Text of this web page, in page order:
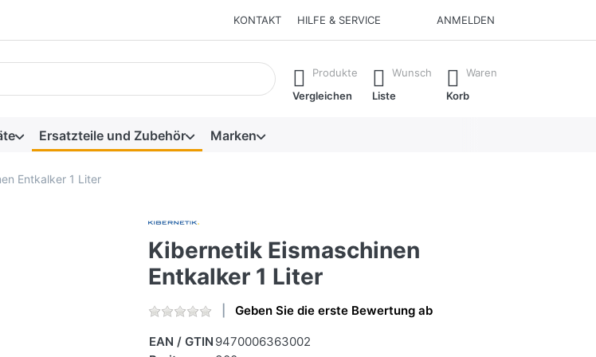
KONTAKT HILFE & SERVICE ANMELDEN
Während Sie tippen, erscheinen automatisch erste Ergebnisse. Drücken Sie die Eingabetaste, um alle
Produkte
Vergleichen
Wunsch
Liste
Waren
Korb
Ersatzteile und Zubehör Marken
Entkalker 1 Liter
Kibernetik Eismaschinen
Entkalker 1 Liter
Geben Sie die erste Bewertung ab
EAN / GTIN 9470006363002